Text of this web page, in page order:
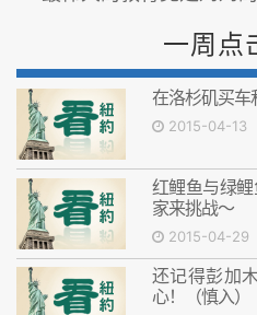
一周点
在洛杉矶买车
2015-04-13
红鲤鱼与绿
家来挑战～
2015-04-29
还记得彭加
心！（慎入）